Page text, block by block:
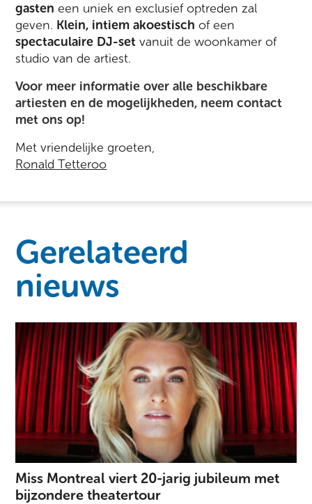
gasten een uniek en exclusief optreden zal
geven. Klein, intiem akoestisch of een
spectaculaire DJ-set vanuit de woonkamer of
studio van de artiest.
Voor meer informatie over alle beschikbare
artiesten en de mogelijkheden, neem contact
met ons op!
Met vriendelijke groeten,
Ronald Tetteroo
Gerelateerd
nieuws
Miss Montreal viert 20-jarig jubileum met
bijzondere theatertour